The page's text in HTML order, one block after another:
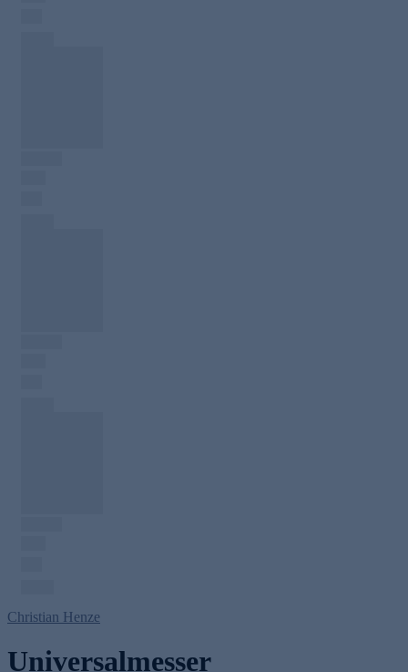
Christian Henze
Universalmesser